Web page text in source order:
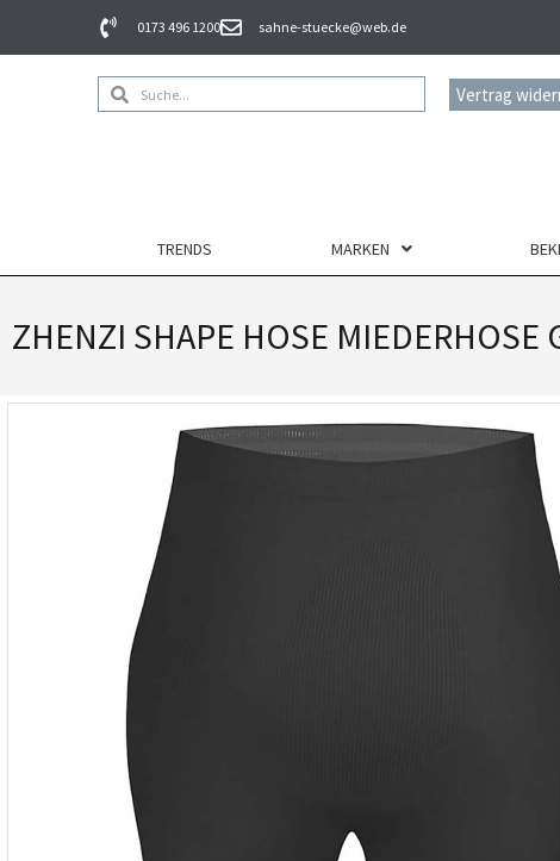
0173 496 1200 sahne-stuecke@web.de
Vertrag
TRENDS MARKEN
ZHENZI SHAPE HOSE MIEDERHOSE